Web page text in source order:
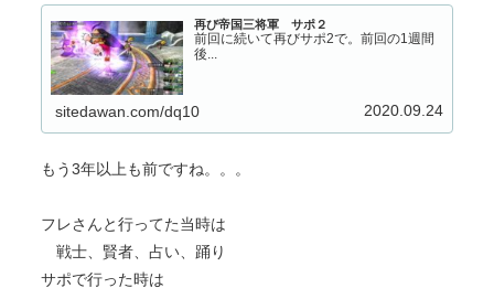
再び帝国三将軍 サポ２
前回に続いて再びサポ2で。前回の1週間
後...
sitedawan.com/dq10 2020.09.24
もう3年以上も前ですね。。。
フレさんと行ってた当時は
戦士、賢者、占い、踊り
サポで行った時は